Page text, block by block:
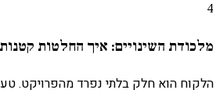
4
מלכודת השינויים: איך החלטות
הלקוח הוא חלק בלתי נפרד מהפרויקט.